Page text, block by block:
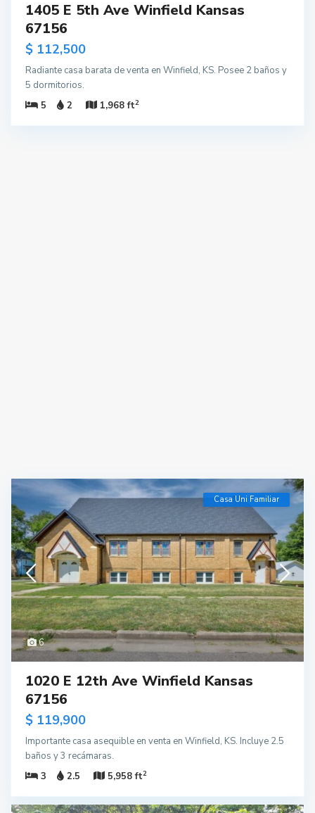
1405 E 5th Ave Winfield Kansas
67156
$ 112,500
Radiante casa barata de venta en Winfield, KS. Posee 2 baños y
5 dormitorios.
5
2 1,968 ft2
6
Casa Uni Familiar
1020 E 12th Ave Winfield Kansas
67156
$ 119,900
Importante casa asequible en venta en Winfield, KS. Incluye 2.5
baños y 3 recámaras.
3
2.5 5,958 ft2